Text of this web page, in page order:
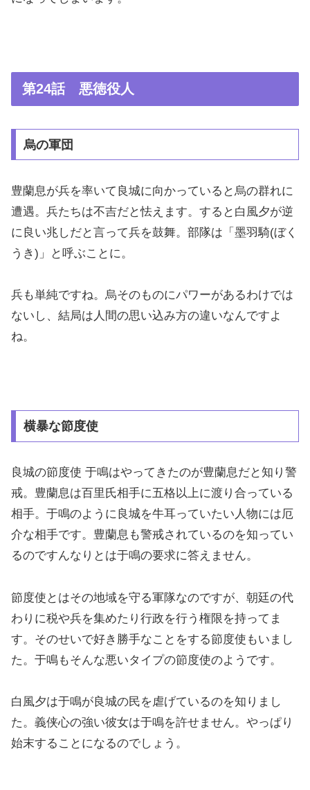
第24話 悪徳役人
烏の軍団
豊蘭息が兵を率いて良城に向かっていると烏の群れに
遭遇。兵たちは不吉だと怯えます。すると白風夕が逆
に良い兆しだと言って兵を鼓舞。部隊は「墨羽騎(ぼく
うき)」と呼ぶことに。
兵も単純ですね。烏そのものにパワーがあるわけでは
ないし、結局は人間の思い込み方の違いなんですよ
ね。
横暴な節度使
良城の節度使 于鳴はやってきたのが豊蘭息だと知り警
戒。豊蘭息は百里氏相手に五格以上に渡り合っている
相手。于鳴のように良城を牛耳っていたい人物には厄
介な相手です。豊蘭息も警戒されているのを知ってい
るのですんなりとは于鳴の要求に答えません。
節度使とはその地域を守る軍隊なのですが、朝廷の代
わりに税や兵を集めたり行政を行う権限を持ってま
す。そのせいで好き勝手なことをする節度使もいまし
た。于鳴もそんな悪いタイプの節度使のようです。
白風夕は于鳴が良城の民を虐げているのを知りまし
た。義侠心の強い彼女は于鳴を許せません。やっぱり
始末することになるのでしょう。